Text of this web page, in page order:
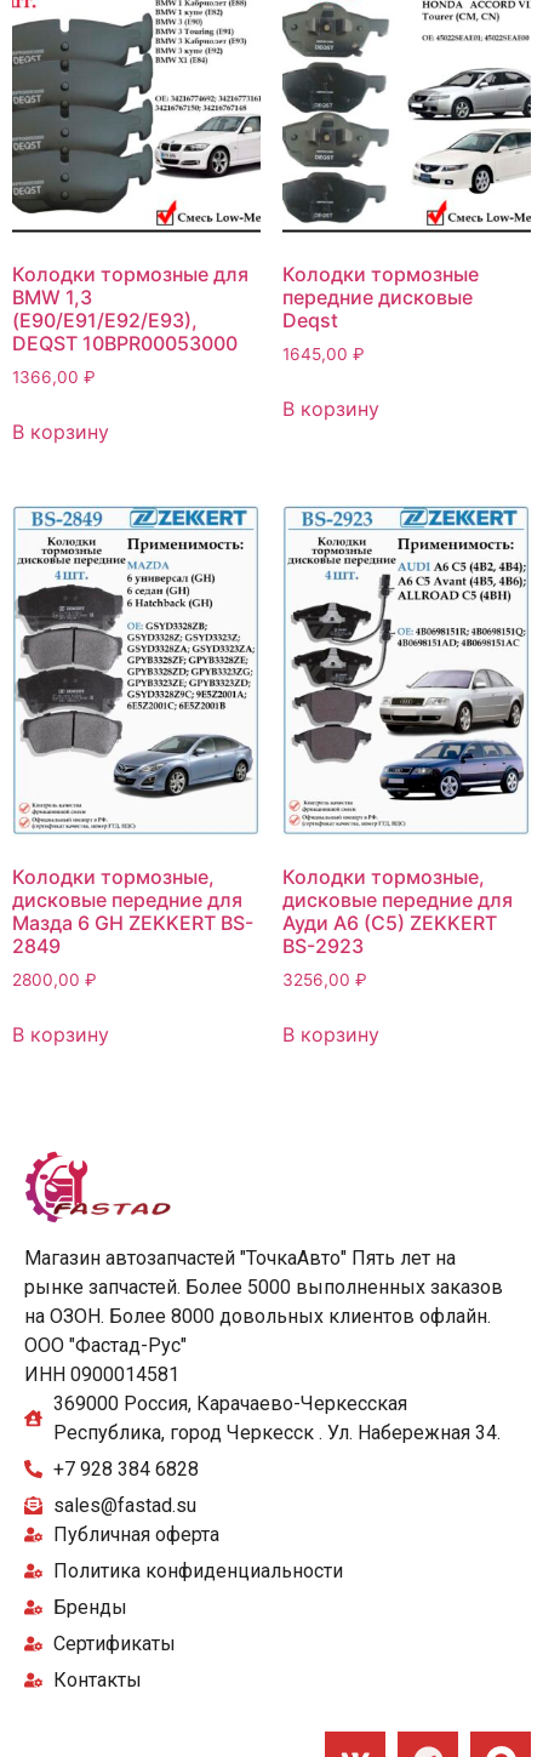
Колодки тормозные для
BMW 1,3
(E90/E91/E92/E93),
DEQST 10BPR00053000
1366,00 ₽
В корзину
Колодки тормозные
передние дисковые
Deqst
1645,00 ₽
В корзину
Колодки тормозные,
дисковые передние для
Мазда 6 GH ZEKKERT BS-
2849
2800,00 ₽
В корзину
Колодки тормозные,
дисковые передние для
Ауди А6 (С5) ZEKKERT
BS-2923
3256,00 ₽
В корзину
Магазин автозапчастей "ТочкаАвто" Пять лет на
рынке запчастей. Более 5000 выполненных заказов
на ОЗОН. Более 8000 довольных клиентов офлайн.
ООО "Фастад-Рус"
ИНН 0900014581
369000 Россия, Карачаево-Черкесская
Республика, город Черкесск . Ул. Набережная 34.
+7 928 384 6828
sales@fastad.su
Публичная оферта
Политика конфиденциальности
Бренды
Сертификаты
Контакты